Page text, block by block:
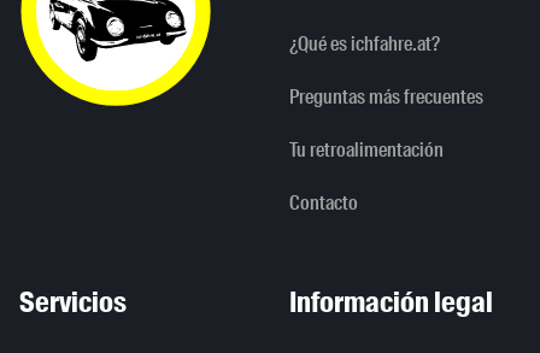
¿Qué es ichfahre.at?
Preguntas más frecuentes
Tu retroalimentación
Contacto
Servicios Información legal